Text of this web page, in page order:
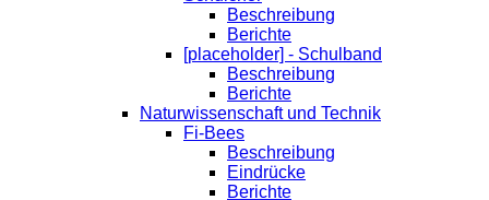
Beschreibung
Berichte
[placeholder] - Schulband
Beschreibung
Berichte
Naturwissenschaft und Technik
Fi-Bees
Beschreibung
Eindrücke
Berichte